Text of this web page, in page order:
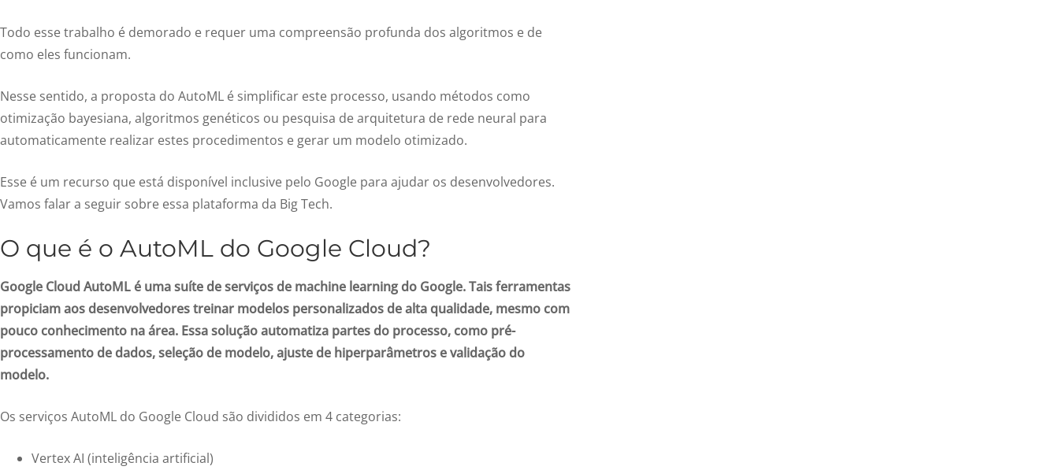
Todo esse trabalho é demorado e requer uma compreensão profunda dos algoritmos e de
como eles funcionam.
Nesse sentido, a proposta do AutoML é simplificar este processo, usando métodos como
otimização bayesiana, algoritmos genéticos ou pesquisa de arquitetura de rede neural para
automaticamente realizar estes procedimentos e gerar um modelo otimizado.
Esse é um recurso que está disponível inclusive pelo Google para ajudar os desenvolvedores.
Vamos falar a seguir sobre essa plataforma da Big Tech.
O que é o AutoML do Google Cloud?
Google Cloud AutoML é uma suíte de serviços de machine learning do Google. Tais ferramentas
propiciam aos desenvolvedores treinar modelos personalizados de alta qualidade, mesmo com
pouco conhecimento na área. Essa solução automatiza partes do processo, como pré-
processamento de dados, seleção de modelo, ajuste de hiperparâmetros e validação do
modelo.
Os serviços AutoML do Google Cloud são divididos em 4 categorias:
Vertex AI (inteligência artificial)